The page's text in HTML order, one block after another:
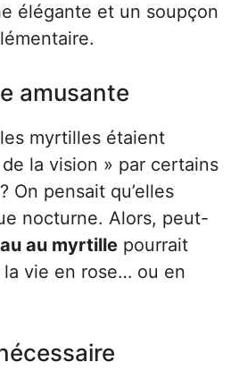
élégante et un soupçon
amusante
myrtilles étaient
la vision » par certains
On pensait qu’elles
nocturne. Alors, peut-
au myrtille pourrait
la vie en rose… ou en